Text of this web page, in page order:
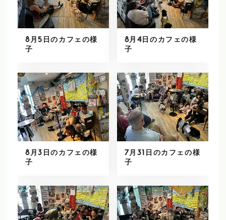
8月5日のカフェの様
子
8月4日のカフェの様
子
8月3日のカフェの様
子
7月31日のカフェの様
子